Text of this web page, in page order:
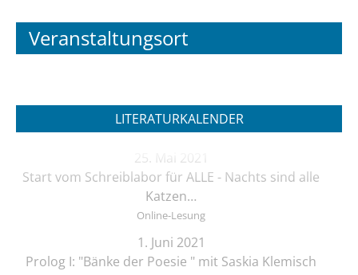
Veranstaltungsort
LITERATURKALENDER
25. Mai 2021
Start vom Schreiblabor für ALLE - Nachts sind alle
Katzen…
Online-Lesung
1. Juni 2021
Prolog I: "Bänke der Poesie " mit Saskia Klemisch